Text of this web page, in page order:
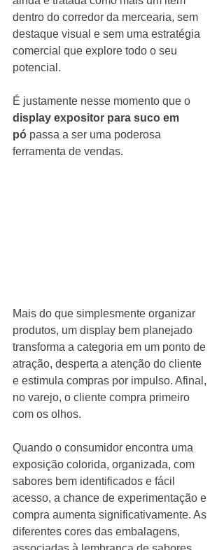
dentro do corredor da mercearia, sem
destaque visual e sem uma estratégia
comercial que explore todo o seu
potencial.
É justamente nesse momento que o
display expositor para suco em
pó passa a ser uma poderosa
ferramenta de vendas.
Mais do que simplesmente organizar
produtos, um display bem planejado
transforma a categoria em um ponto de
atração, desperta a atenção do cliente
e estimula compras por impulso. Afinal,
no varejo, o cliente compra primeiro
com os olhos.
Quando o consumidor encontra uma
exposição colorida, organizada, com
sabores bem identificados e fácil
acesso, a chance de experimentação e
compra aumenta significativamente. As
diferentes cores das embalagens,